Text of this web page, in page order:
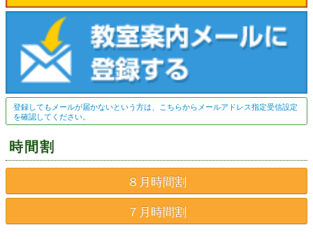
登録してもメールが届かないという方は、こちらからメールアドレス指定受信設定
を確認してください。
時間割
８月時間割
７月時間割